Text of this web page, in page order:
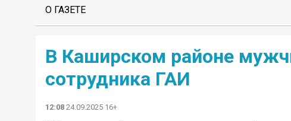
О ГАЗЕТЕ
В Каширском районе
сотрудника ГАИ
12:08 24.09.2025 16+